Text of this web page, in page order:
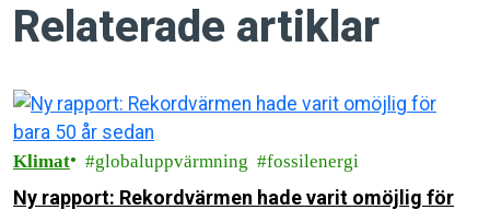
Relaterade artiklar
Klimat globaluppvärmning fossilenergi
Ny rapport: Rekordvärmen hade varit omöjlig för